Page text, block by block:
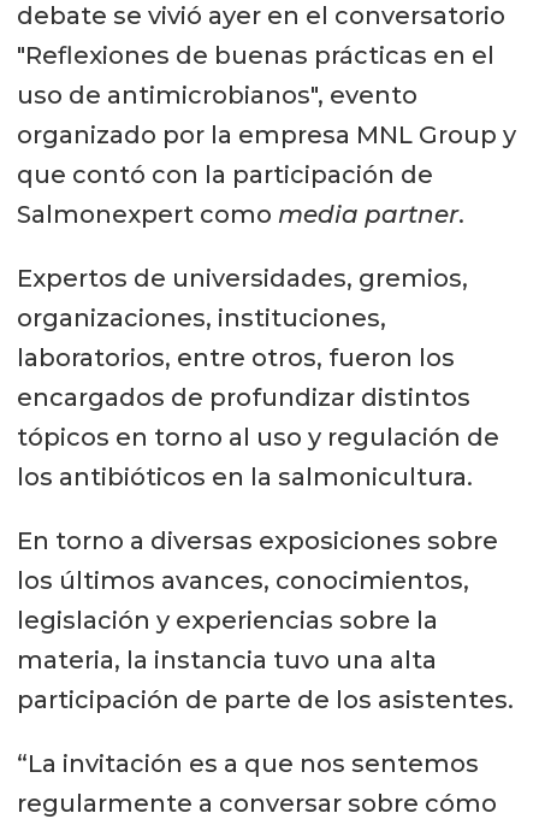
debate se vivió ayer en el conversatorio
"Reflexiones de buenas prácticas en el
uso de antimicrobianos", evento
organizado por la empresa MNL Group y
que contó con la participación de
Salmonexpert como media partner.
Expertos de universidades, gremios,
organizaciones, instituciones,
laboratorios, entre otros, fueron los
encargados de profundizar distintos
tópicos en torno al uso y regulación de
los antibióticos en la salmonicultura.
En torno a diversas exposiciones sobre
los últimos avances, conocimientos,
legislación y experiencias sobre la
materia, la instancia tuvo una alta
participación de parte de los asistentes.
“La invitación es a que nos sentemos
regularmente a conversar sobre cómo